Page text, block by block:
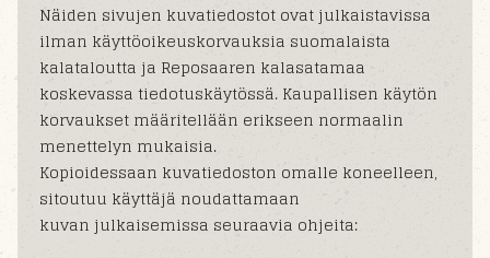
Näiden sivujen kuvatiedostot ovat julkaistavissa
ilman käyttöoikeuskorvauksia suomalaista
kalataloutta ja Reposaaren kalasatamaa
koskevassa tiedotuskäytössä. Kaupallisen käytön
korvaukset määritellään erikseen normaalin
menettelyn mukaisia.
Kopioidessaan kuvatiedoston omalle koneelleen,
sitoutuu käyttäjä noudattamaan
kuvan julkaisemissa seuraavia ohjeita: